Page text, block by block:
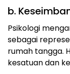
b.
Psikologi
sebagai
rumah tangga.
kesatuan dan